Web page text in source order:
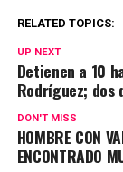
RELATED TOPICS:
UP NEXT
Detienen a 10
Rodríguez; dos
DON'T MISS
HOMBRE CON
ENCONTRADO